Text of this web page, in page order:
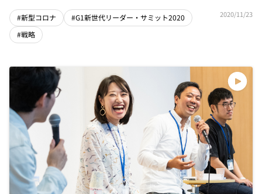
#新型コロナ
#G1新世代リーダー・サミット2020
#戦略
2020/11/23